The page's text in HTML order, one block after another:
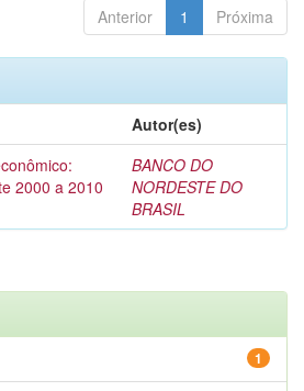
Anterior 1 Próxima
Autor(es)
2000 a 2010
BANCO DO
NORDESTE DO
BRASIL
1